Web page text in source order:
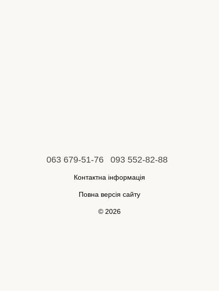
063 679-51-76 093 552-82-88
Контактна інформація
Повна версія сайту
© 2026